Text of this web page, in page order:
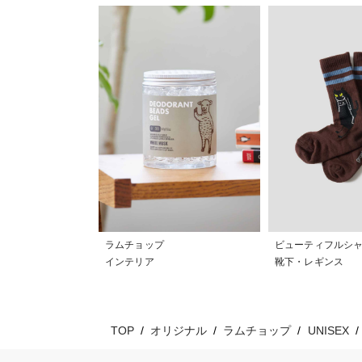
ラムチョップ
インテリア
ビューティフルシ
靴下・レギンス
TOP オリジナル ラムチョップ UNISEX